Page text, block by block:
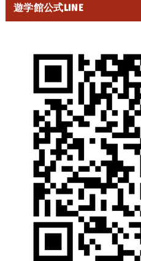
遊学館公式LINE